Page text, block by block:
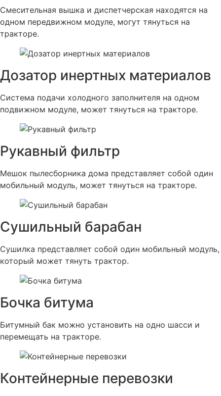
Смесительная вышка и диспетчерская находятся на
одном передвижном модуле, могут тянуться на
тракторе.
Дозатор инертных материалов
Система подачи холодного заполнителя на одном
подвижном модуле, может тянуться на тракторе.
Рукавный фильтр
Мешок пылесборника дома представляет собой один
мобильный модуль, может тянуться на тракторе.
Сушильный барабан
Сушилка представляет собой один мобильный модуль,
который может тянуть трактор.
Бочка битума
Битумный бак можно установить на одно шасси и
перемещать на тракторе.
Контейнерные перевозки